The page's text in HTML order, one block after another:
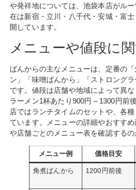
や発祥地については、池袋本店がル
在は新宿・立川・八千代・安城・富
開しています。
メニューや値段に
ばんからの主なメニューは、定番の
ン」「味噌ばんから」「ストロング
です。値段は店舗や地域によって異
ラーメン1杯あたり900円～1300円前
店ではランチタイムのセットや、各
ています。メニューの詳細やおすす
や店舗ごとのメニュー表を確認するの
メニュー例 価格目安
角煮ばんから 1200円前後